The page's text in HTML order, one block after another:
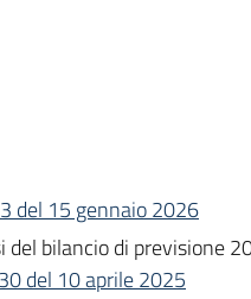
del 15 gennaio 2026
bilancio di previsione
del 10 aprile 2025